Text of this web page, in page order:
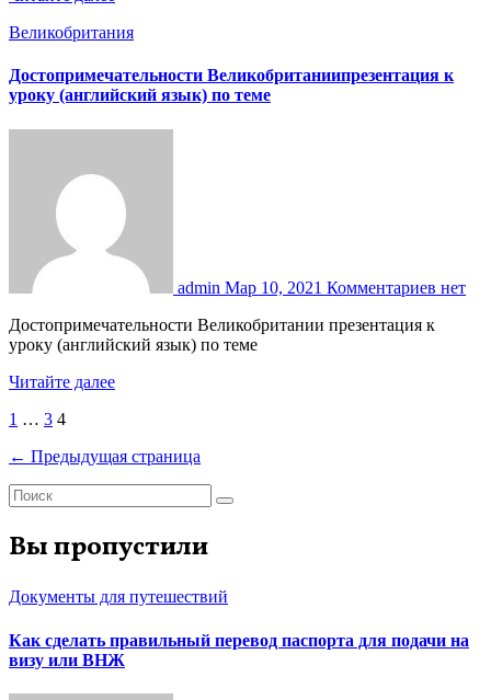
Великобритания
Достопримечательности Великобританиипрезентация к
уроку (английский язык) по теме
admin Мар 10, 2021 Комментариев нет
Достопримечательности Великобритании презентация к
уроку (английский язык) по теме
Читайте далее
Пагинация
записей
1 … 3 4
← Предыдущая страница
Вы пропустили
Документы для путешествий
Как сделать правильный перевод паспорта для подачи на
визу или ВНЖ